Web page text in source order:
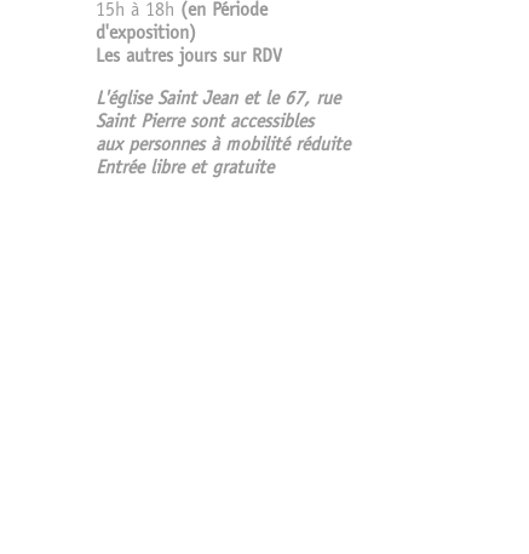
15h à 18h (en Période
d'exposition)
Les autres jours sur RDV
L'église Saint Jean et le 67, rue
Saint Pierre sont accessibles
aux personnes à mobilité réduite
Entrée libre et gratuite